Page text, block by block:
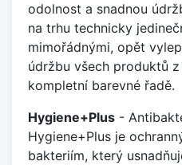
odolnost a snadnou
na trhu technicky
mimořádnými, opět
údržbu všech produktů z
kompletní barevné řadě.
Hygiene+Plus -
Hygiene+Plus je
bakteriím, který